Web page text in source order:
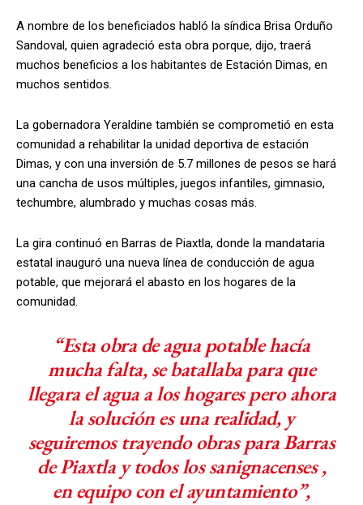
A nombre de los beneficiados habló la síndica Brisa Orduño
Sandoval, quien agradeció esta obra porque, dijo, traerá
muchos beneficios a los habitantes de Estación Dimas, en
muchos sentidos.
La gobernadora Yeraldine también se comprometió en esta
comunidad a rehabilitar la unidad deportiva de estación
Dimas, y con una inversión de 5.7 millones de pesos se hará
una cancha de usos múltiples, juegos infantiles, gimnasio,
techumbre, alumbrado y muchas cosas más.
La gira continuó en Barras de Piaxtla, donde la mandataria
estatal inauguró una nueva línea de conducción de agua
potable, que mejorará el abasto en los hogares de la
comunidad.
“Esta obra de agua potable hacía
mucha falta, se batallaba para que
llegara el agua a los hogares pero ahora
la solución es una realidad, y
seguiremos trayendo obras para Barras
de Piaxtla y todos los sanignacenses ,
en equipo con el ayuntamiento”,